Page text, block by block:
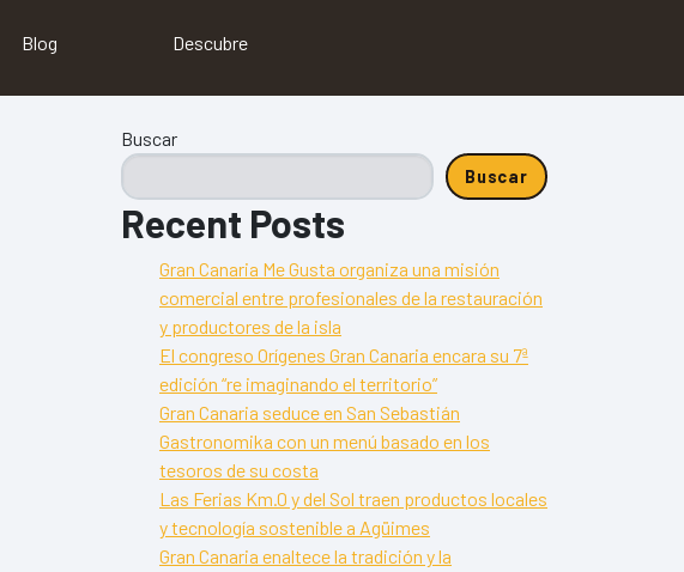
Blog Descubre
Buscar
Buscar
Recent Posts
Gran Canaria Me Gusta organiza una misión
comercial entre profesionales de la restauración
y productores de la isla
El congreso Orígenes Gran Canaria encara su 7ª
edición “re imaginando el territorio”
Gran Canaria seduce en San Sebastián
Gastronomika con un menú basado en los
tesoros de su costa
Las Ferias Km.0 y del Sol traen productos locales
y tecnología sostenible a Agüimes
Gran Canaria enaltece la tradición y la